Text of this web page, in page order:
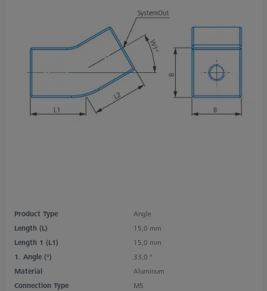
Product Type
Angle
Length (L)
15,0 mm
Length 1 (L1)
15,0 mm
1. Angle (°)
33,0 °
Material
Aluminum
Connection Type
M5